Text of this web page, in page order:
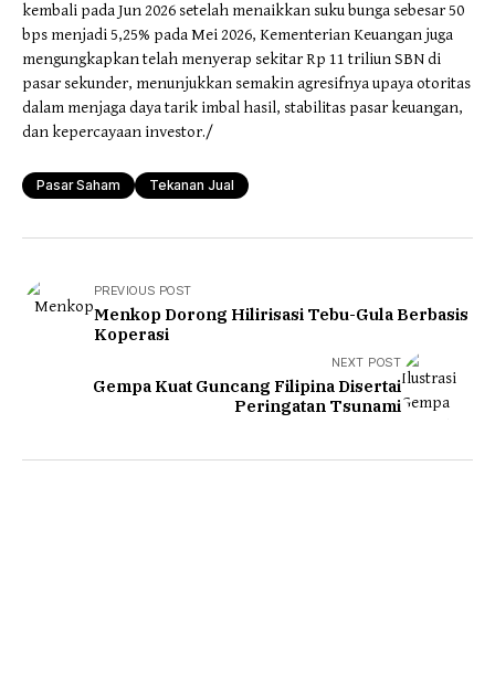
kembali pada Jun 2026 setelah menaikkan suku bunga sebesar 50
bps menjadi 5,25% pada Mei 2026, Kementerian Keuangan juga
mengungkapkan telah menyerap sekitar Rp 11 triliun SBN di
pasar sekunder, menunjukkan semakin agresifnya upaya otoritas
dalam menjaga daya tarik imbal hasil, stabilitas pasar keuangan,
dan kepercayaan investor./
Pasar Saham Tekanan Jual
PREVIOUS POST
Menkop Dorong Hilirisasi Tebu-Gula Berbasis
Koperasi
NEXT POST
Gempa Kuat Guncang Filipina Disertai
Peringatan Tsunami